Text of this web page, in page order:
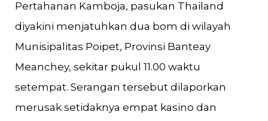
Pertahanan Kamboja, pasukan Thailand
diyakini menjatuhkan dua bom di wilayah
Munisipalitas Poipet, Provinsi Banteay
Meanchey, sekitar pukul 11.00 waktu
setempat. Serangan tersebut dilaporkan
merusak setidaknya empat kasino dan